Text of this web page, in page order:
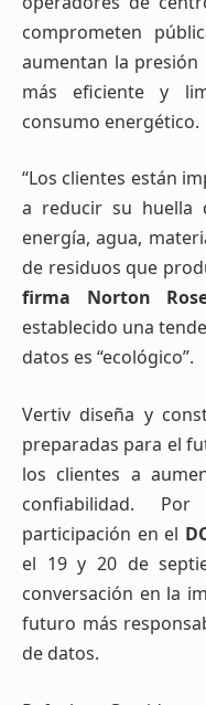
comprometen
aumentan la
más eficiente y
consumo energético.
“Los clientes están
a reducir su huella
energía, agua,
de residuos que
firma Norton
establecido una
datos es “ecológico”.
Vertiv diseña y
preparadas para el
los clientes a
confiabilidad.
participación en el
el 19 y 20 de
conversación en la
futuro más
de datos.